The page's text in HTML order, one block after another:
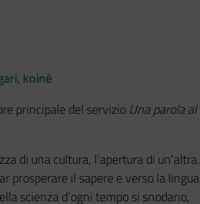
koinè
principale del servizio Una parola al
di una cultura, l’apertura di un’altra.
prosperare il sapere e verso la lingua
scienza d’ogni tempo si snodano,